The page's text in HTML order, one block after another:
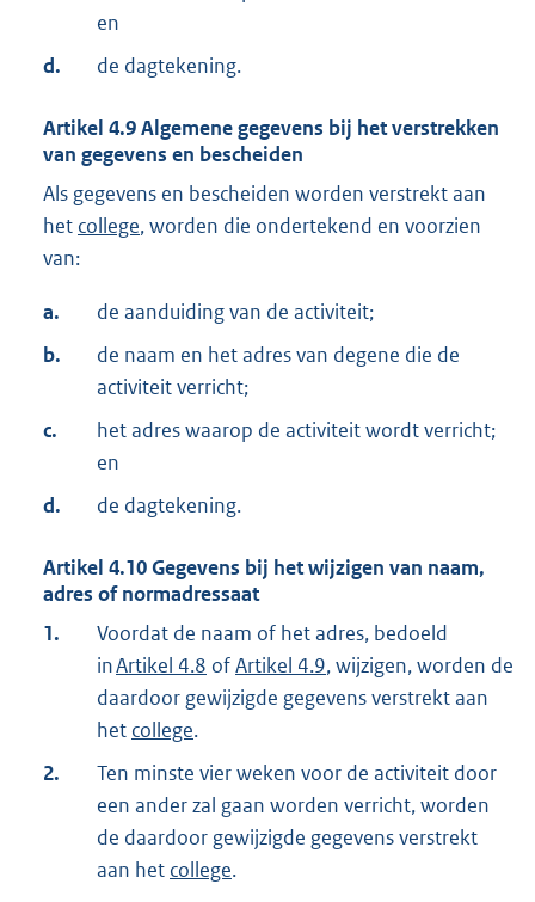
en
d.
de dagtekening.
Artikel 4.9Algemene gegevens bij het verstrekken
van gegevens en bescheiden
Als gegevens en bescheiden worden verstrekt aan
het college, worden die ondertekend en voorzien
van:
a.
de aanduiding van de activiteit;
b.
de naam en het adres van degene die de
activiteit verricht;
c.
het adres waarop de activiteit wordt verricht;
en
d.
de dagtekening.
Artikel 4.10Gegevens bij het wijzigen van naam,
adres of normadressaat
1.
Voordat de naam of het adres, bedoeld
inArtikel 4.8 ofArtikel 4.9, wijzigen, worden de
daardoor gewijzigde gegevens verstrekt aan
het college.
2.
Ten minste vier weken voor de activiteit door
een ander zal gaan worden verricht, worden
de daardoor gewijzigde gegevens verstrekt
aan het college.